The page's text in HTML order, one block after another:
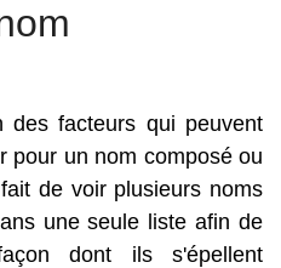
des facteurs qui peuvent
pour un nom composé ou
de voir plusieurs noms
une seule liste afin de
dont ils s'épellent